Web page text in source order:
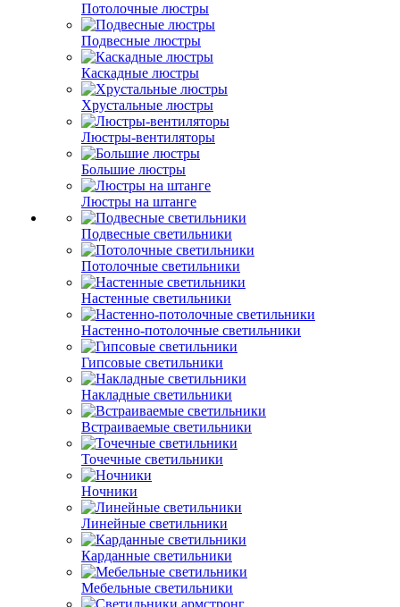
Потолочные люстры
Подвесные люстры
Каскадные люстры
Хрустальные люстры
Люстры-вентиляторы
Большие люстры
Люстры на штанге
Подвесные светильники
Потолочные светильники
Настенные светильники
Настенно-потолочные светильники
Гипсовые светильники
Накладные светильники
Встраиваемые светильники
Точечные светильники
Ночники
Линейные светильники
Карданные светильники
Мебельные светильники